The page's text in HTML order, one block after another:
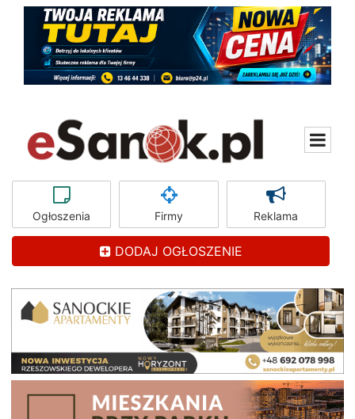
Ogłoszenia Firmy Reklama
DODAJ OGŁOSZENIE